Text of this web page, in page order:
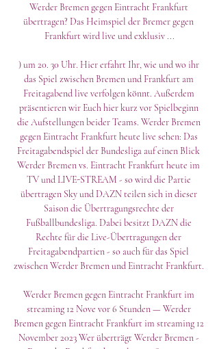
Werder Bremen gegen Eintracht Frankfurt
übertragen? Das Heimspiel der Bremer gegen
Frankfurt wird live und exklusiv ...
) um 20. 30 Uhr. Hier erfahrt Ihr, wie und wo ihr
das Spiel zwischen Bremen und Frankfurt am
Freitagabend live verfolgen könnt. Außerdem
präsentieren wir Euch hier kurz vor Spielbeginn
die Aufstellungen beider Teams. Werder Bremen
gegen Eintracht Frankfurt heute live sehen: Das
Freitagabendspiel der Bundesliga auf einen Blick
Werder Bremen vs. Eintracht Frankfurt heute im
TV und LIVE-STREAM - so wird die Partie
übertragen Sky und DAZN teilen sich in dieser
Saison die Übertragungsrechte der
Fußballbundesliga. Dabei besitzt DAZN die
Rechte für die Live-Übertragungen der
Freitagabendpartien - so auch für das Spiel
zwischen Werder Bremen und Eintracht Frankfurt.
Werder Bremen gegen Eintracht Frankfurt im
streaming 12 Nove vor 6 Stunden — Werder
Bremen gegen Eintracht Frankfurt im streaming 12
November 2023 Wer überträgt Werder Bremen -